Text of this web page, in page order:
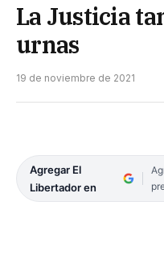
La Justicia
urnas
19 de noviembre de 2021
Agregar El
Libertador en